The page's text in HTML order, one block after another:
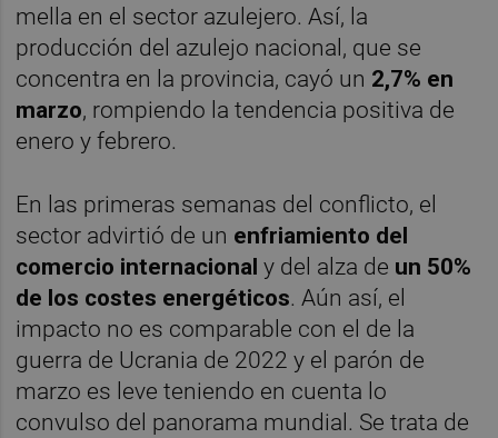
mella en el sector azulejero. Así, la
producción del azulejo nacional, que se
concentra en la provincia, cayó un 2,7% en
marzo, rompiendo la tendencia positiva de
enero y febrero.
En las primeras semanas del conflicto, el
sector advirtió de un enfriamiento del
comercio internacionaly del alza de un 50%
de los costes energéticos. Aún así, el
impacto no es comparable con el de la
guerra de Ucrania de 2022 y el parón de
marzo es leve teniendo en cuenta lo
convulso del panorama mundial. Se trata de